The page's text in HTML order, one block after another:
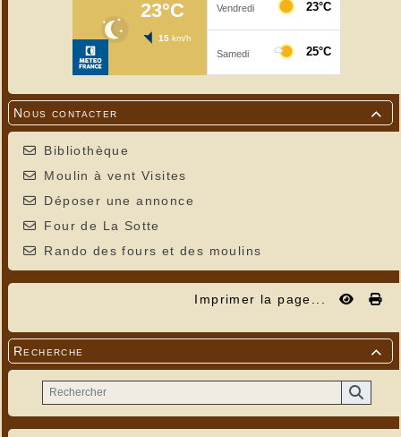

Nous contacter
Bibliothèque
Moulin à vent Visites
Déposer une annonce
Four de La Sotte
Rando des fours et des moulins
Imprimer la page...

Recherche